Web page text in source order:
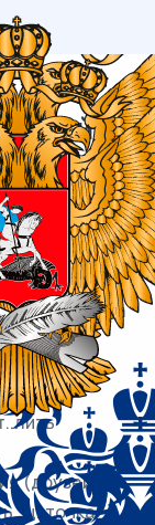
/ 09
во всех
та же буква
(друзей)
щ..точка